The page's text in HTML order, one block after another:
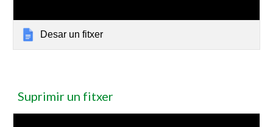
Desar un fitxer
Suprimir un fitxer